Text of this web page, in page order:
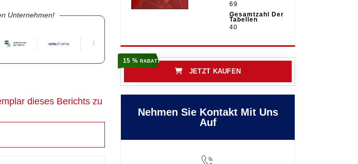
Unternehmen!
dieses Berichts zu
69
Gesamtzahl Der
Tabellen
40
15 % RABATT
JETZT KAUFEN
Nehmen Sie Kontakt Mit Uns
Auf